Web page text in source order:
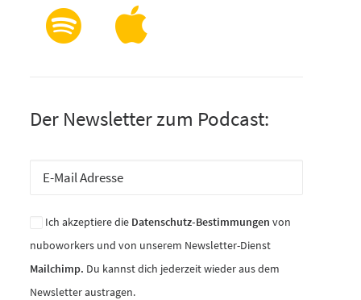
Der Newsletter zum Podcast:
Ich akzeptiere die Datenschutz-Bestimmungen von
nuboworkers und von unserem Newsletter-Dienst
Mailchimp. Du kannst dich jederzeit wieder aus dem
Newsletter austragen.